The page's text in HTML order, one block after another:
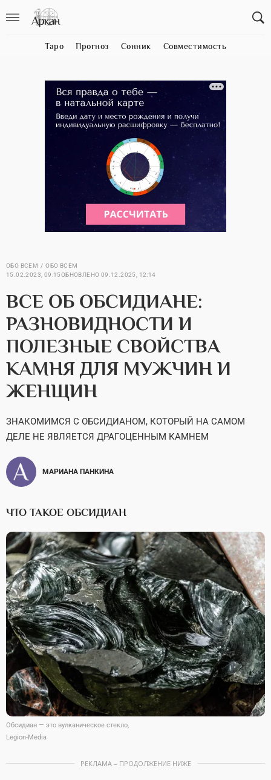
Таро Прогноз Сонник Совместимость
ОБО ВСЕМ
ОБО ВСЕМ
15.02.2023, 09:15ОБНОВЛЕНО 09.12.2025, 12:14
ВСЕ ОБ ОБСИДИАНЕ:
РАЗНОВИДНОСТИ И
ПОЛЕЗНЫЕ СВОЙСТВА
КАМНЯ ДЛЯ МУЖЧИН И
ЖЕНЩИН
ЗНАКОМИМСЯ С ОБСИДИАНОМ, КОТОРЫЙ НА САМОМ
ДЕЛЕ НЕ ЯВЛЯЕТСЯ ДРАГОЦЕННЫМ КАМНЕМ
МАРИАНА ПАНКИНА
ЧТО ТАКОЕ ОБСИДИАН
Обсидиан — это вулканическое стекло,
Legion-Media
РЕКЛАМА – ПРОДОЛЖЕНИЕ НИЖЕ